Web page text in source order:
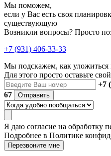
Мы поможем,
если у Вас есть своя
существующую
Возникли вопросы? Просто
+7 (931) 406-33-33
Мы подскажем, как уложиться
Для этого просто оставьте
+7 (
67
Отправить
Я даю согласие на обработку
Подробнее в Политике
Перезвоните мне